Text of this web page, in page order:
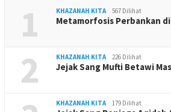
1 KHAZANAH KITA 567 Dilihat
Metamorfosis Perbankan
2 KHAZANAH KITA 226 Dilihat
Jejak Sang Mufti Betawi
KHAZANAH KITA 179 Dilihat